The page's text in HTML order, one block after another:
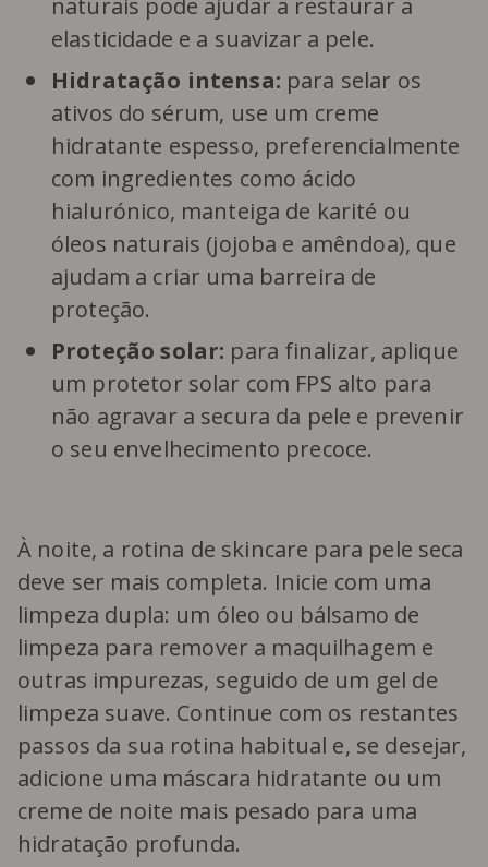
elasticidade e a suavizar a pele.
Hidratação intensa: para selar os
ativos do sérum, use um creme
hidratante espesso, preferencialmente
com ingredientes como ácido
hialurónico, manteiga de karité ou
óleos naturais (jojoba e amêndoa), que
ajudam a criar uma barreira de
proteção.
Proteção solar: para finalizar, aplique
um protetor solar com FPS alto para
não agravar a secura da pele e prevenir
o seu envelhecimento precoce.
À noite, a rotina de skincare para pele seca
deve ser mais completa. Inicie com uma
limpeza dupla: um óleo ou bálsamo de
limpeza para remover a maquilhagem e
outras impurezas, seguido de um gel de
limpeza suave. Continue com os restantes
passos da sua rotina habitual e, se desejar,
adicione uma máscara hidratante ou um
creme de noite mais pesado para uma
hidratação profunda.